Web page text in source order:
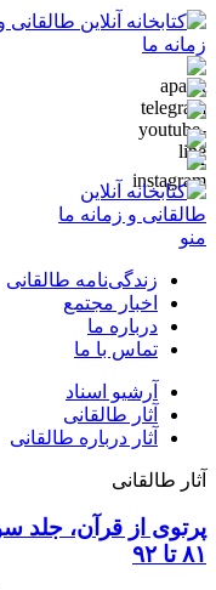
منو
زندگی‌نامه طالقانی
اخبار مجتمع
درباره ما
تماس با ما
آرشیو اسناد
آثار طالقانی
آثار درباره طالقانی
آثار طالقانی
پرتوی از قرآن، جلد
۸۱ تا ۹۲